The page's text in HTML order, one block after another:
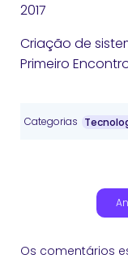
2017
Criação de
Primeiro
Categorias
Os comentários